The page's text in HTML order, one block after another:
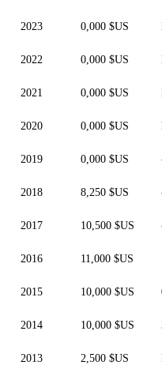
2023 0,000 $US
2022 0,000 $US
2021 0,000 $US
2020 0,000 $US
2019 0,000 $US
2018 8,250 $US
2017 10,500 $US
2016 11,000 $US
2015 10,000 $US
2014 10,000 $US
2013 2,500 $US